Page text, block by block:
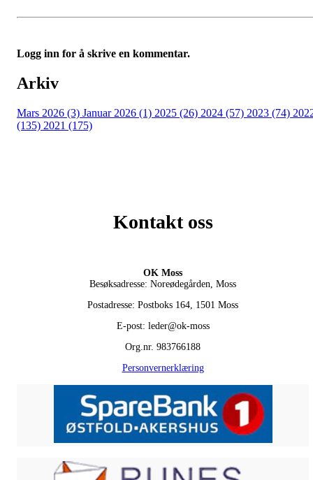
Logg inn for å skrive en kommentar.
Arkiv
Mars 2026 (3) Januar 2026 (1) 2025 (26) 2024 (57) 2023 (74)
(135) 2021 (175)
Kontakt oss
OK Moss
Besøksadresse: Noreødegården, Moss
Postadresse: Postboks 164, 1501 Moss
E-post: leder@ok-moss
Org.nr. 983766188
Personvernerklæring